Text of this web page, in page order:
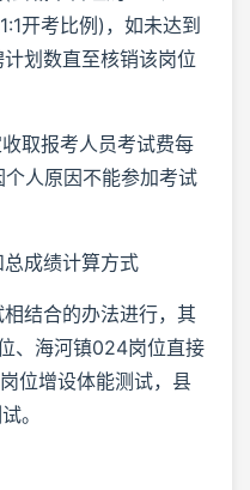
开考比例)，如未达到
划数直至核销该岗位
取报考人员考试费每
人原因不能参加考试
成绩计算方式
结合的办法进行，其
、海河镇024岗位直接
位增设体能测试，县
。